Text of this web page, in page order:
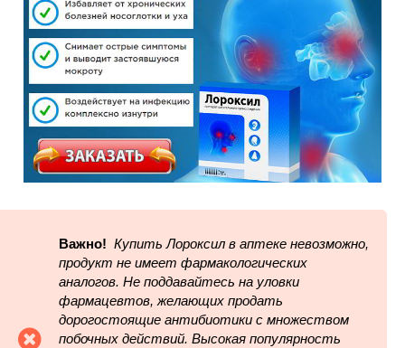
Важно! Купить Лороксил в аптеке невозможно,
продукт не имеет фармакологических
аналогов. Не поддавайтесь на уловки
фармацевтов, желающих продать
дорогостоящие антибиотики с множеством
побочных действий. Высокая популярность